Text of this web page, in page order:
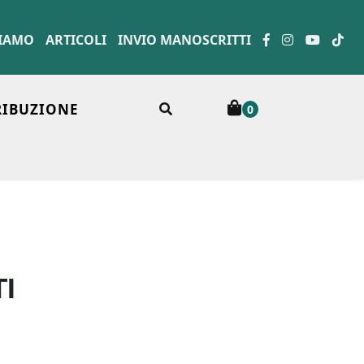
ARTICOLI INVIO MANOSCRITTI
0